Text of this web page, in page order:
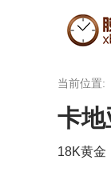
当前位置:
卡
18K黄金